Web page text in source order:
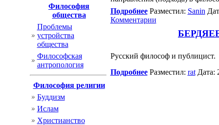
Философия
общества
Проблемы
устройства
общества
Философская
антропология
Философия религии
Буддизм
Ислам
Христианство
ПодробнееРазместил: Sanin
Комментарии
БЕРДЯЕВ
Русский философ и публицист.
ПодробнееРазместил: ratДата: